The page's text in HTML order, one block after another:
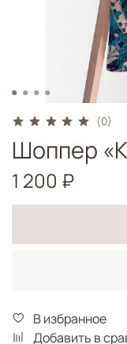
(0)
Шоппер
1 200 ₽
В избранное
Добавить в